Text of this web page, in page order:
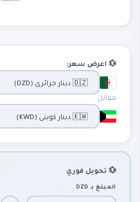
💱 اعرض سعر:
مقابل
💱 تحويل فوري
المبلغ بـ DZD